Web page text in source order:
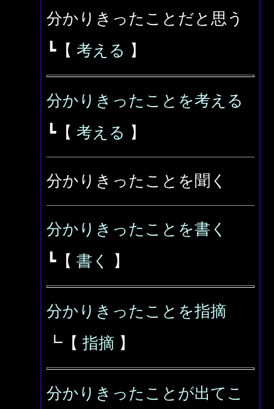
分かりきったことだと思う
┗【 考える 】
分かりきったことを考える
┗【 考える 】
分かりきったことを聞く
分かりきったことを書く
┗【 書く 】
分かりきったことを指摘
┗【 指摘 】
分かりきったことが出てこ